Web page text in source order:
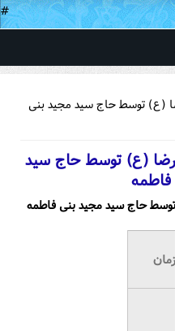
#
(ع) توسط حاج سید مجید بنی
(ع) توسط حاج سید
فاطمه
حاج سید مجید بنی فاطمه
زمان